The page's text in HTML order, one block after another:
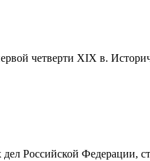
четверти XIX в.
Российской Федерации,